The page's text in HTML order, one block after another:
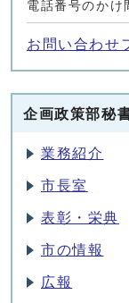
電話番号のかけ
お問い合わせ
企画政策部秘
業務紹介
市長室
表彰・栄典
市の情報
広報